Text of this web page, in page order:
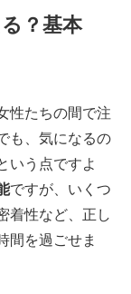
？基本
性たちの間で注
も、気になるの
いう点ですよ
ですが、いくつ
着性など、正し
間を過ごせま